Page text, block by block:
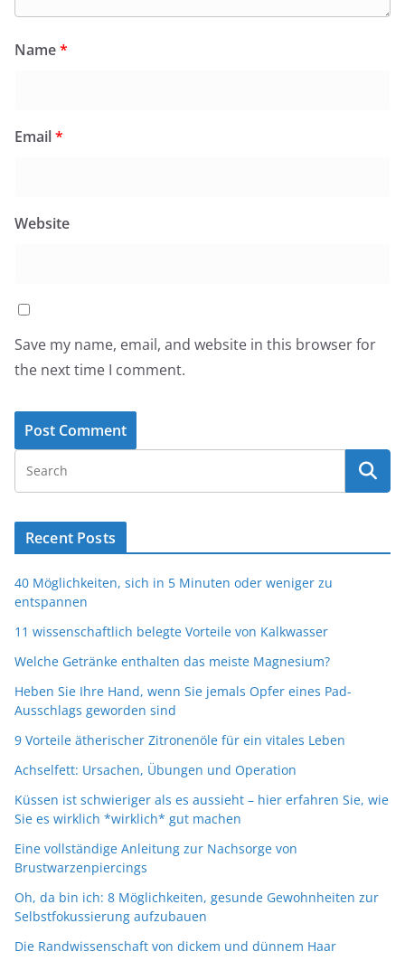
Name*
Email*
Website
Save my name, email, and website in this browser for
the next time I comment.
Recent Posts
40 Möglichkeiten, sich in 5 Minuten oder weniger zu
entspannen
11 wissenschaftlich belegte Vorteile von Kalkwasser
Welche Getränke enthalten das meiste Magnesium?
Heben Sie Ihre Hand, wenn Sie jemals Opfer eines Pad-
Ausschlags geworden sind
9 Vorteile ätherischer Zitronenöle für ein vitales Leben
Achselfett: Ursachen, Übungen und Operation
Küssen ist schwieriger als es aussieht – hier erfahren Sie, wie
Sie es wirklich *wirklich* gut machen
Eine vollständige Anleitung zur Nachsorge von
Brustwarzenpiercings
Oh, da bin ich: 8 Möglichkeiten, gesunde Gewohnheiten zur
Selbstfokussierung aufzubauen
Die Randwissenschaft von dickem und dünnem Haar